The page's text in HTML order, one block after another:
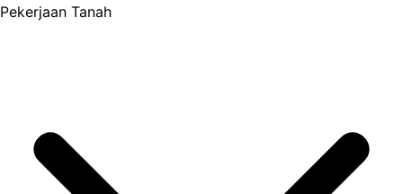
Pekerjaan Tanah